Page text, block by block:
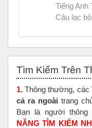
Tiếng Anh
Câu lạc
Tìm Kiếm Trên
1. Thông thường, các
cả ra ngoài trang
Bạn là người thông
NĂNG TÌM KIẾM